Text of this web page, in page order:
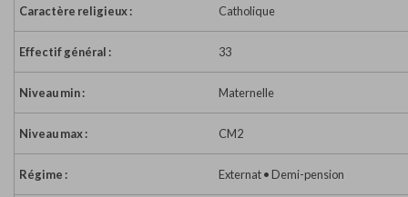
Caractère religieux : Catholique
Effectif général : 33
Niveau min : Maternelle
Niveau max : CM2
Régime : Externat • Demi-pension